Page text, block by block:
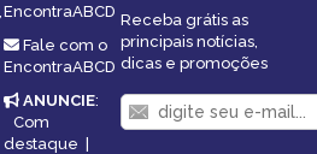
EncontraABCD
Fale com o
EncontraABCD
ANUNCIE:
Com
destaque
Receba grátis as
principais notícias,
dicas e promoções